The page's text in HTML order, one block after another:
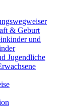
& Geburt
und
Jugendliche